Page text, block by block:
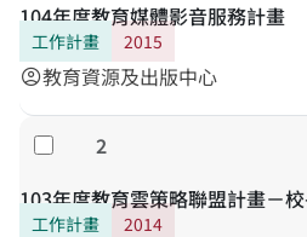
104年度教育媒體影音服務計畫
工作計畫 2015
account_circle教育資源及出版中心
Select
2
103年度教育雲策略聯盟計畫－
工作計畫 2014